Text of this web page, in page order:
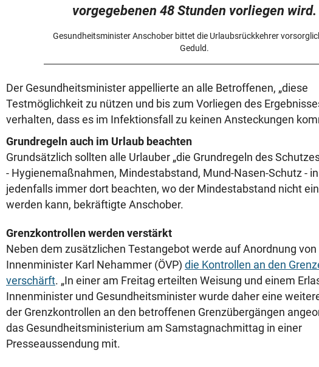
vorgegebenen 48 Stunden vorliegen wird.
Gesundheitsminister Anschober bittet die Urlaubsrückkehrer
Geduld.
Der Gesundheitsminister appellierte an alle Betroffenen, „diese
Testmöglichkeit zu nützen und bis zum Vorliegen des
verhalten, dass es im Infektionsfall zu keinen Ansteckungen
Grundregeln auch im Urlaub beachten
Grundsätzlich sollten alle Urlauber „die Grundregeln des
- Hygienemaßnahmen, Mindestabstand, Mund-Nasen-Schutz -
jedenfalls immer dort beachten, wo der Mindestabstand nicht
werden kann, bekräftigte Anschober.
Grenzkontrollen werden verstärkt
Neben dem zusätzlichen Testangebot werde auf Anordnung von
Innenminister Karl Nehammer (ÖVP) die Kontrollen an den
verschärft. „In einer am Freitag erteilten Weisung und einem
Innenminister und Gesundheitsminister wurde daher eine
der Grenzkontrollen an den betroffenen Grenzübergängen
das Gesundheitsministerium am Samstagnachmittag in einer
Presseaussendung mit.